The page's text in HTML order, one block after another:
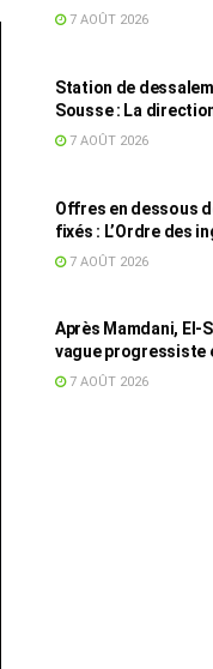
millions de dollars,
7 AOÛT 2026
Station de
Sousse : La
rumeurs sur une eau
7 AOÛT 2026
Offres en dessous
fixés : L’Ordre des
hausse le ton
7 AOÛT 2026
Après Mamdani, El-
vague progressiste
musulmane résiste à
7 AOÛT 2026